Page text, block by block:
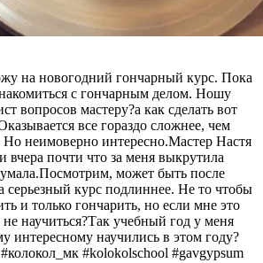
на новогодний гончарный курс. Пока
с гончарным делом. Ношу
вопросов мастеру?а как сделать вот
все гораздо сложнее, чем
Но неимоверно интересно.Мастер Настя
вчера почти что за меня выкрутила
может быть после
серьезный курс подлиннее. Не то чтобы
и только гончарить, но если мне это
научиться?Так учебный год у меня
интересному научились в этом году?
#kolokolschool #gavgypsum